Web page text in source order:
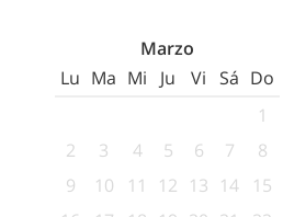
Marzo
Lu Ma Mi Ju Vi Sá Do
1
2
3 4 5 6 7
8
9
10 11 12 13 14
15